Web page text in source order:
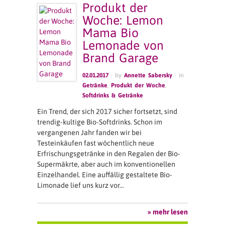
Produkt der
Woche: Lemon
Mama Bio
Lemonade von
Brand Garage
02.01.2017 · byAnnette Sabersky · in
Getränke ,Produkt der Woche
Softdrinks & Getränke
Ein Trend, der sich 2017 sicher fortsetzt, sind
trendig-kultige Bio-Softdrinks. Schon im
vergangenen Jahr fanden wir bei
Testeinkäufen fast wöchentlich neue
Erfrischungsgetränke in den Regalen der Bio-
Supermäkrte, aber auch im konventionellen
Einzelhandel. Eine auffällig gestaltete Bio-
Limonade lief uns kurz vor…
» mehr lesen